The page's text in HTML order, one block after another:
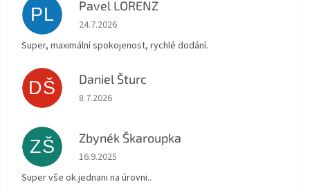
PL Pavel LORENZ
Hodnocení obchodu je 5 z 5 hvězdiček.
24.7.2026
Super, maximální spokojenost, rychlé dodání.
DŠ Daniel Šturc
Hodnocení obchodu je 5 z 5 hvězdiček.
8.7.2026
ZŠ Zbynék Škaroupka
Hodnocení obchodu je 5 z 5 hvězdiček.
16.9.2025
Super vše ok.jednani na úrovni..